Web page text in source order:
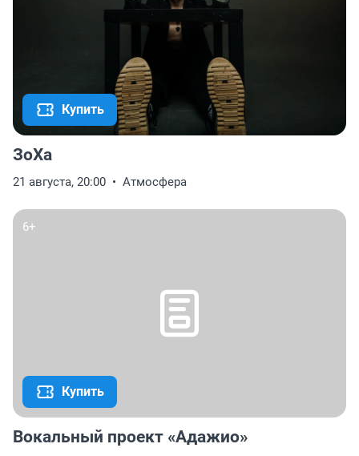
Купить
ЗоХа
21 августа, 20:00 Атмосфера
6+
Купить
Вокальный проект «Адажио»